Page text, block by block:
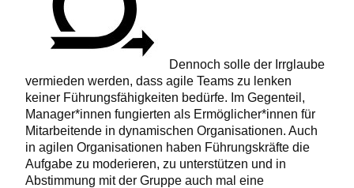
Dennoch solle der Irrglaube
vermieden werden, dass agile Teams zu lenken
keiner Führungsfähigkeiten bedürfe. Im Gegenteil,
Manager*innen fungierten als Ermöglicher*innen für
Mitarbeitende in dynamischen Organisationen. Auch
in agilen Organisationen haben Führungskräfte die
Aufgabe zu moderieren, zu unterstützen und in
Abstimmung mit der Gruppe auch mal eine